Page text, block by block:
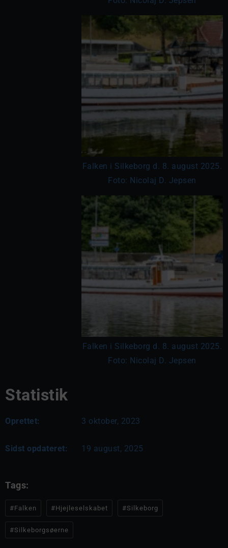
Falken i Silkeborg d. 8. august 2025.
Foto: Nicolaj D. Jepsen
Falken i Silkeborg d. 8. august 2025.
Foto: Nicolaj D. Jepsen
Statistik
Oprettet: 3 oktober, 2023
Sidst opdateret: 19 august, 2025
Tags:
#Falken #Hjejleselskabet #Silkeborg
#Silkeborgsøerne